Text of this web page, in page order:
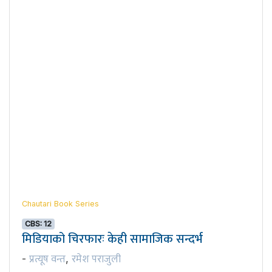
Chautari Book Series
CBS: 12
मिडियाको चिरफारः केही सामाजिक सन्दर्भ
- प्रत्यूष वन्त, रमेश पराजुली